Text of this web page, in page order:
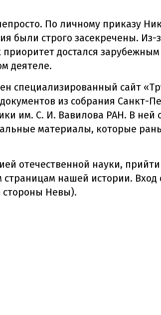
По личному приказу
были строго засекречены. Из-
достался
деятеле.
специализированный сайт
из собрания Санкт-
им. С. И. Вавилова РАН. В
материалы, которые
отечественной науки,
нашей истории. Вход
стороны Невы).